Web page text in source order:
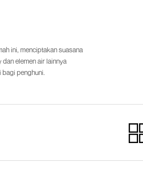
ini, menciptakan suasana
elemen air lainnya
penghuni.